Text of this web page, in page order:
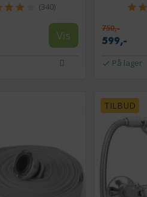
(340)
Vis
750,-
599,-
På lager
TILBUD